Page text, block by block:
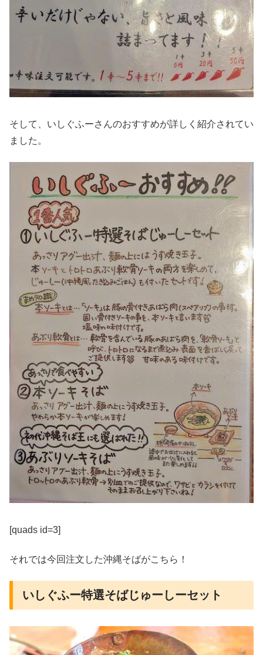
そして、いしぐふーさんのおすすめが詳しく紹介されてい
ました。
[quads id=3]
それでは今回注文した沖縄そばがこちら！
いしぐふー特選そばじゅーしーセット